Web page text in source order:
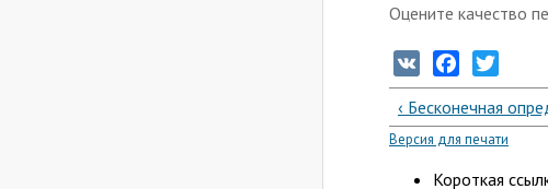
Оцените качество
VK Facebook
‹ Бесконечная
Версия для печати
Короткая